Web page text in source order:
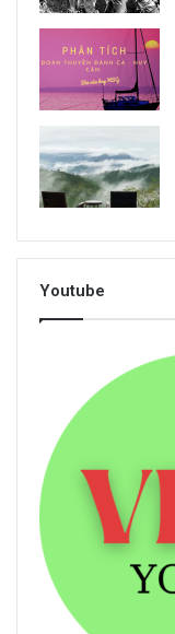
Youtube